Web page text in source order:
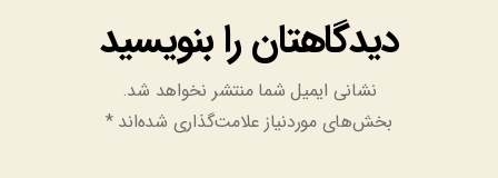
دیدگاهتان را بنویسید
نشانی ایمیل شما منتشر نخواهد شد.
بخش‌های موردنیاز علامت‌گذاری شده‌اند*